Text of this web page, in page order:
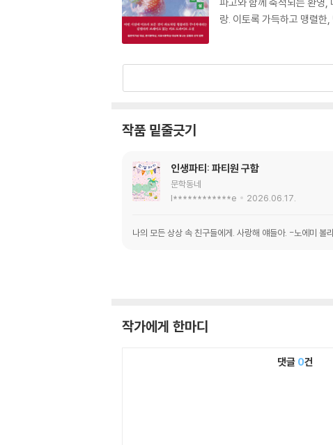
랑. 이토록 가득하고 맹렬한
작품 밑줄긋기
인생파티: 파티원 구함
문학동네
l************e
2026.06.17.
나의 모든 상상 속 친구들에게. 사랑해 얘들아. -노에미 볼
작가에게 한마디
댓글 0건